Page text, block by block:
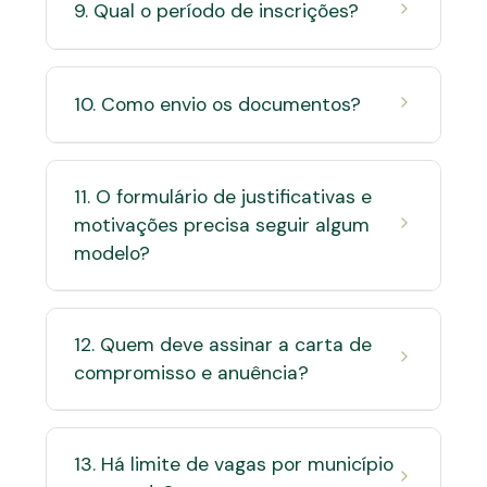
de compromisso com anuência do
superior e formulário de justificativas e
motivações. A autodeclaração de
diversidade é opcional.
9. Qual o período de inscrições?
16/01/2026 a 03/02/2026
10. Como envio os documentos?
Pelo link no site do programa, com envio
11. O formulário de justificativas e
motivações precisa seguir algum
modelo?
Sim, deve seguir a estrutura do Anexo III.
200 palavras.
12. Quem deve assinar a carta de
compromisso e anuência?
O próprio candidato e o seu superior
gov.br.
13. Há limite de vagas por município